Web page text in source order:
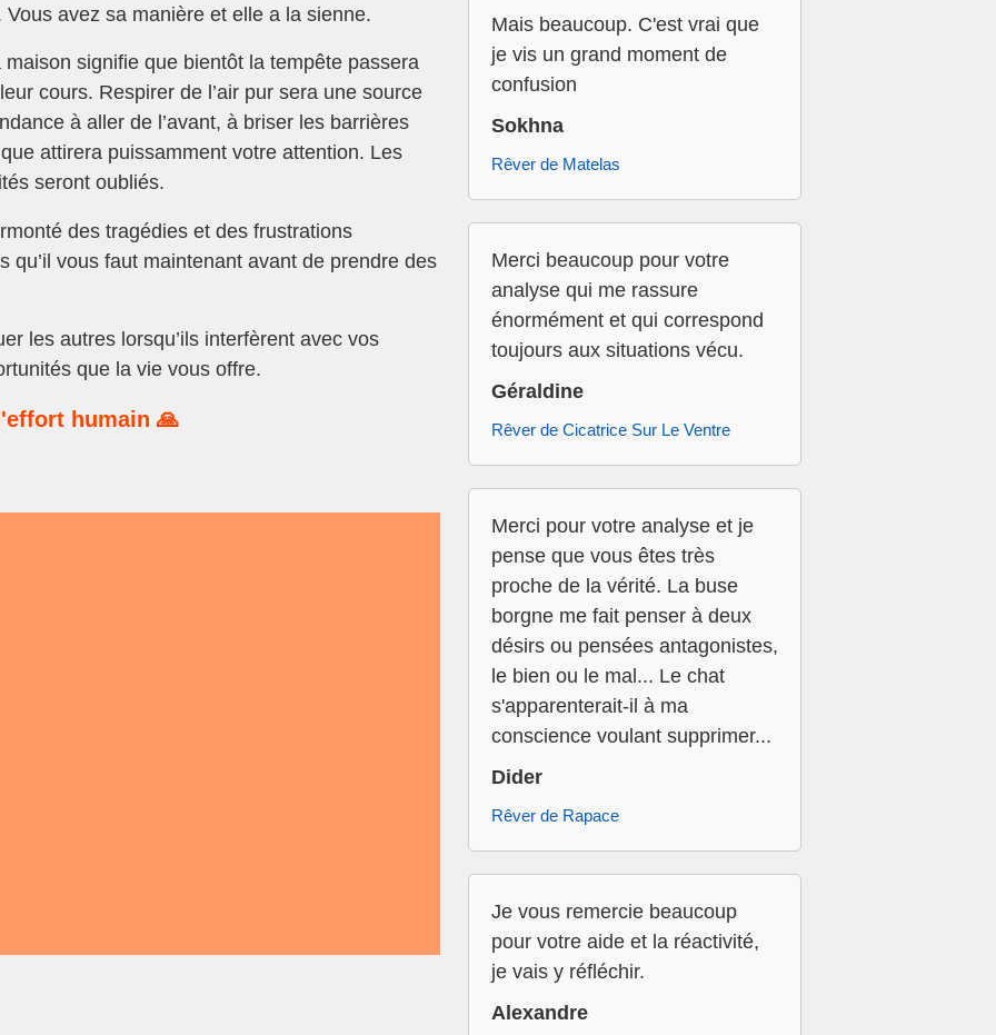
avez sa manière et elle a la sienne.
signifie que bientôt la tempête passera
cours. Respirer de l’air pur sera une source
à aller de l’avant, à briser les barrières
attirera puissamment votre attention. Les
seront oubliés.
des tragédies et des frustrations
qu’il vous faut maintenant avant de prendre des
les autres lorsqu’ils interfèrent avec vos
que la vie vous offre.
humain 🙏
Mais beaucoup. C'est vrai que
je vis un grand moment de
confusion
Sokhna
Rêver de Matelas
Merci beaucoup pour votre
analyse qui me rassure
énormément et qui correspond
toujours aux situations vécu.
Géraldine
Rêver de Cicatrice Sur Le Ventre
Merci pour votre analyse et je
pense que vous êtes très
proche de la vérité. La buse
borgne me fait penser à deux
désirs ou pensées antagonistes,
le bien ou le mal... Le chat
s'apparenterait-il à ma
conscience voulant supprimer...
Dider
Rêver de Rapace
Je vous remercie beaucoup
pour votre aide et la réactivité,
je vais y réfléchir.
Alexandre